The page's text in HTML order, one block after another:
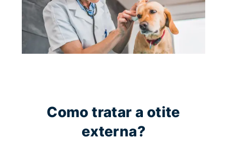
Como tratar a otite
externa?